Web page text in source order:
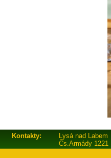
Kontakty: Lysá nad Labem
Čs.Armády 1221